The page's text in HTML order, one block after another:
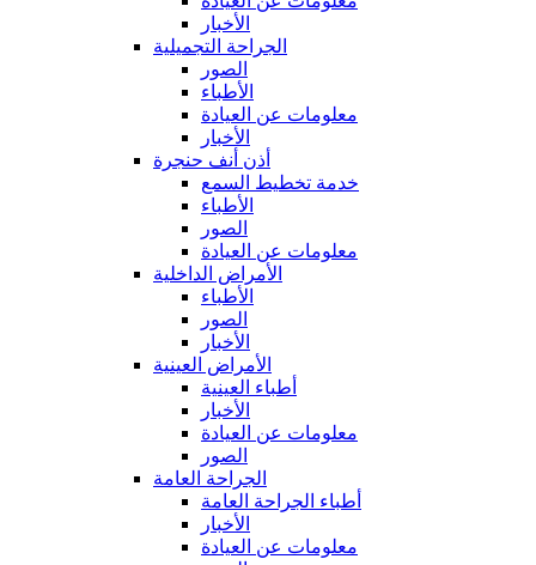
الأخبار
الجراحة التجميلية
الصور
الأطباء
معلومات عن العيادة
الأخبار
أذن أنف حنجرة
خدمة تخطيط السمع
الأطباء
الصور
معلومات عن العيادة
الأمراض الداخلية
الأطباء
الصور
الأخبار
الأمراض العينية
أطباء العينية
الأخبار
معلومات عن العيادة
الصور
الجراحة العامة
أطباء الجراحة العامة
الأخبار
معلومات عن العيادة